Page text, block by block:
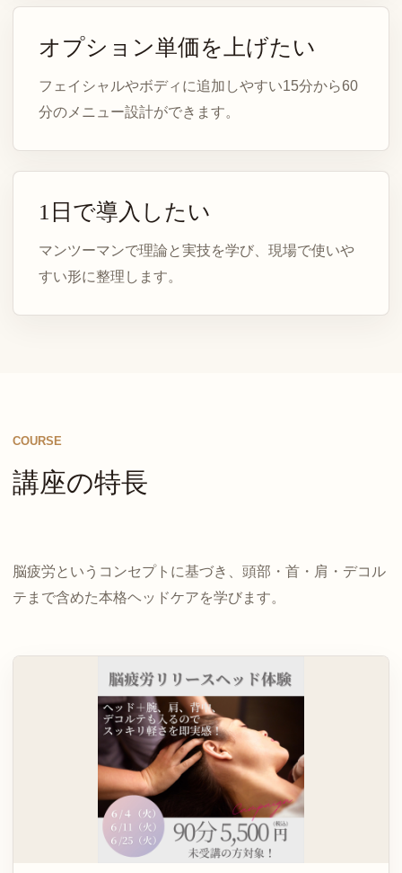
オプション単価を上げたい
フェイシャルやボディに追加しやすい15分から60
分のメニュー設計ができます。
1日で導入したい
マンツーマンで理論と実技を学び、現場で使いや
すい形に整理します。
COURSE
講座の特長
脳疲労というコンセプトに基づき、頭部・首・肩・デコル
テまで含めた本格ヘッドケアを学びます。